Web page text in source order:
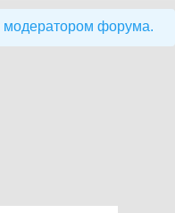
модератором форума.